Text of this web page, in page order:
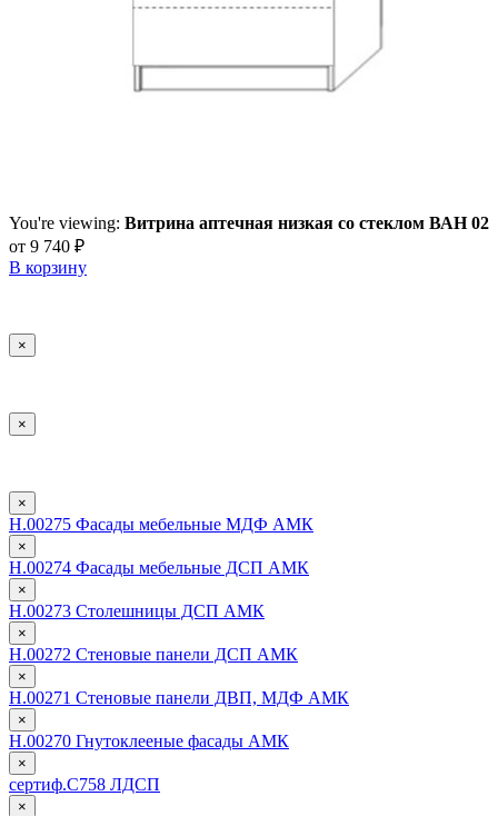
You're viewing: Витрина аптечная низкая со стеклом ВАН 02
от 9 740 ₽
В корзину
×
×
×
Н.00275 Фасады мебельные МДФ АМК
×
Н.00274 Фасады мебельные ДСП АМК
×
Н.00273 Столешницы ДСП АМК
×
Н.00272 Стеновые панели ДСП АМК
×
Н.00271 Стеновые панели ДВП, МДФ АМК
×
Н.00270 Гнутоклееные фасады АМК
×
сертиф.С758 ЛДСП
×